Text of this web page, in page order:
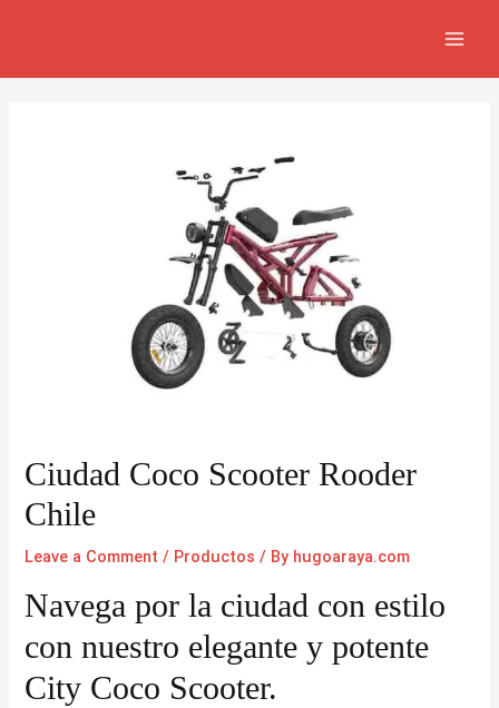
Ciudad Coco Scooter Rooder
Chile
Leave a Comment / Productos / By hugoaraya.com
Navega por la ciudad con estilo
con nuestro elegante y potente
City Coco Scooter.